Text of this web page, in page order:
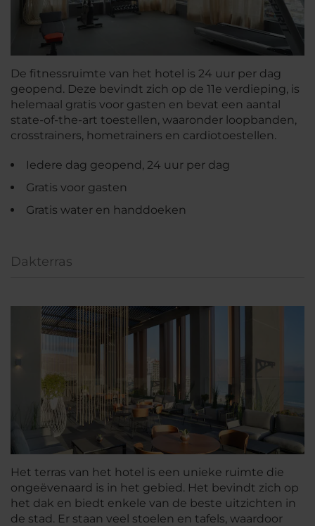
De fitnessruimte van het hotel is 24 uur per dag
geopend. Deze bevindt zich op de 11e verdieping, is
helemaal gratis voor gasten en bevat een aantal
state-of-the-art toestellen, waaronder loopbanden,
crosstrainers, hometrainers en cardiotoestellen.
Iedere dag geopend, 24 uur per dag
Gratis voor gasten
Gratis water en handdoeken
Dakterras
Het terras van het hotel is een unieke ruimte die
ongeëvenaard is in het gebied. Het bevindt zich op
het dak en biedt enkele van de beste uitzichten in
de stad. Er staan veel stoelen en tafels, waardoor